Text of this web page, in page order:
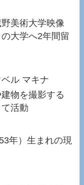
美術大学映像
大学へ2年間留
ル マキナ
物を撮影する
活動
年）生まれの現